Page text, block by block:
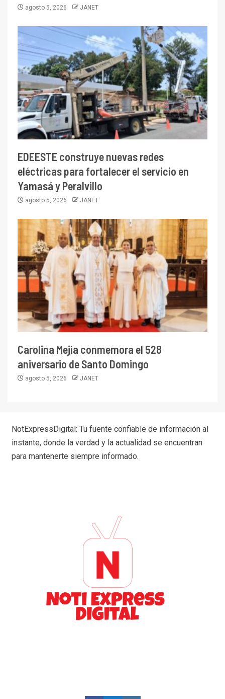
agosto 5, 2026 JANET
EDEESTE construye nuevas redes
eléctricas para fortalecer el servicio en
Yamasá y Peralvillo
agosto 5, 2026 JANET
Carolina Mejía conmemora el 528
aniversario de Santo Domingo
agosto 5, 2026 JANET
NotExpressDigital: Tu fuente confiable de información al
instante, donde la verdad y la actualidad se encuentran
para mantenerte siempre informado.